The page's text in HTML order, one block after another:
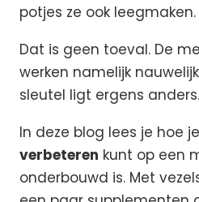
potjes ze ook leegmaken.
Dat is geen toeval. De
werken namelijk
sleutel ligt ergens anders.
In deze blog lees je hoe
verbeteren kunt op een
onderbouwd is. Met